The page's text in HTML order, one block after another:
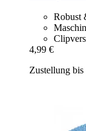
Robust
4,99 €
Zustellung